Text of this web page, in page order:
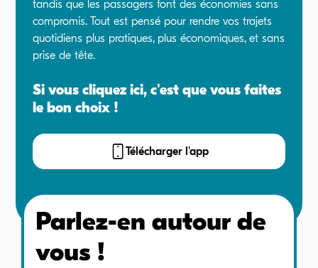
tandis que les passagers font des économies sans
compromis. Tout est pensé pour rendre vos trajets
quotidiens plus pratiques, plus économiques, et sans
prise de tête.
Si vous cliquez ici, c'est que vous faites
le bon choix !
Télécharger l'app
Parlez-en autour de
vous !